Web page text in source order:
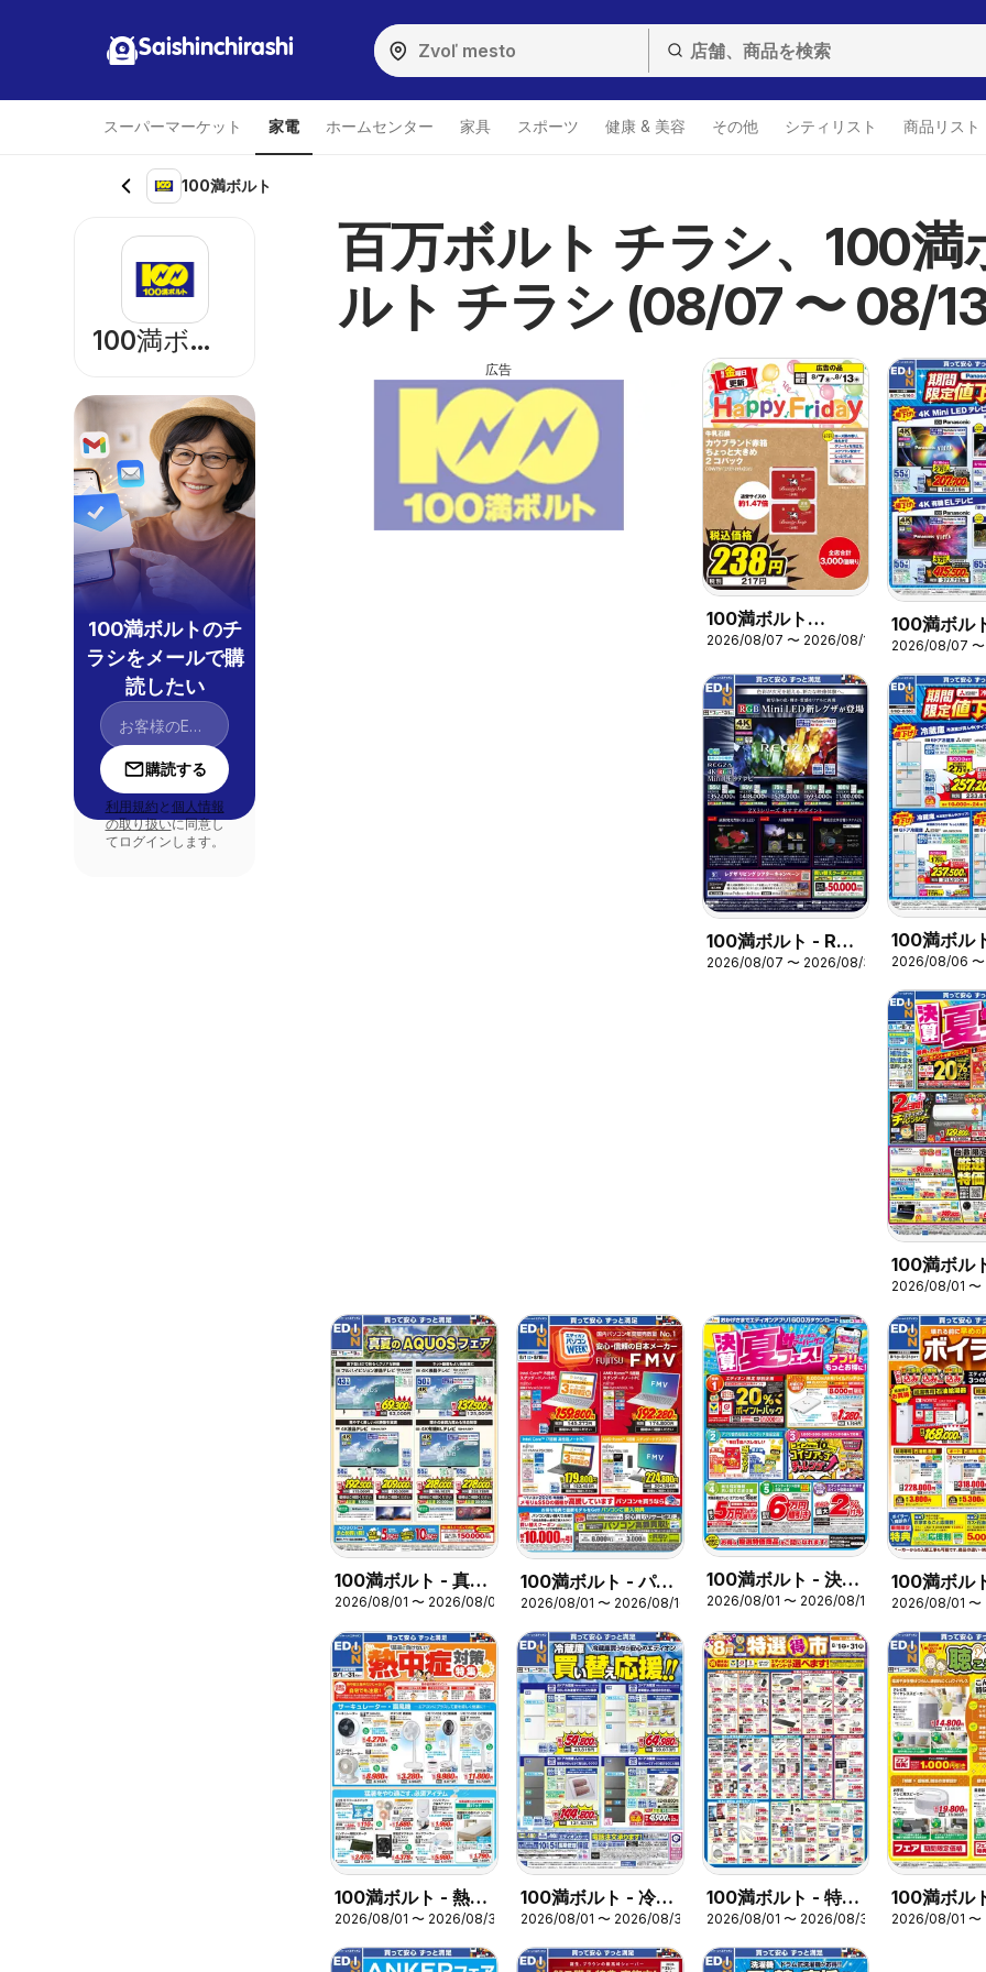
Saishinchirashi
スーパーマーケット 家電 ホームセンター 家具 スポーツ 健康 & 美容 その他 シティリスト 商品リスト
100満ボルト
百万ボルト チラシ、100満
ルト チラシ (08/07 〜 08/
広告
100満ボルト
Happy Friday
2026/08/07 〜 2026/08/13
100満ボル
Panasonic
定値下げ！
2026/08/07
100満ボルト - RGB
Mini LED新レグザ
2026/08/07 〜 2026/08/31
100満ボル
冷蔵庫 期
下げ！
2026/08/06
100満ボル
シ
2026/08/01
100満ボルト - 真夏
のAQUOSフェア
2026/08/01 〜 2026/08/09
100満ボルト - パソ
コンweek
2026/08/01 〜 2026/08/16
100満ボルト - 決算
夏フェス！
2026/08/01 〜 2026/08/16
100満ボル
ラー商談会
2026/08/01
100満ボルト - 熱中
症対策
2026/08/01 〜 2026/08/31
100満ボルト - 冷蔵
庫 買い替え応
援！！
2026/08/01 〜 2026/08/31
100満ボルト - 特選
得市
2026/08/01 〜 2026/08/31
100満ボル
えサポート
2026/08/01
100満ボルト
100満ボルトのチ
ラシをメールで購
読したい
購読する
利用規約 と 個人情報
の取り扱いに同意し
てログインします。